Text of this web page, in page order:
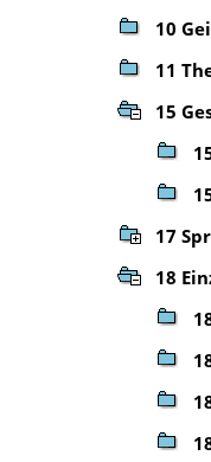
10
11
15
17
18